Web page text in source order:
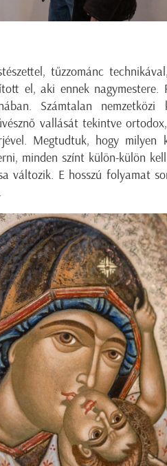
tűzzománc
el, aki ennek nagymestere.
Számtalan
vallását tekintve
Megtudtuk, hogy milyen
minden színt külön-külön
változik. E hosszú folyamat